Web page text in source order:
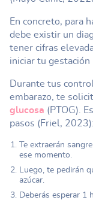
En concreto, para
debe existir un
tener cifras
iniciar tu gestación
Durante tus
embarazo, te
glucosa (PTOG).
pasos (Friel, 2023):
Te extraerán
ese momento.
Luego, te pedirán
azúcar.
Deberás esperar 1